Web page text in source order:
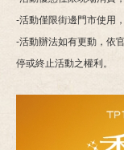
-活動僅限街邊門市使用
-活動辦法如有更動，依
停或終止活動之權利。